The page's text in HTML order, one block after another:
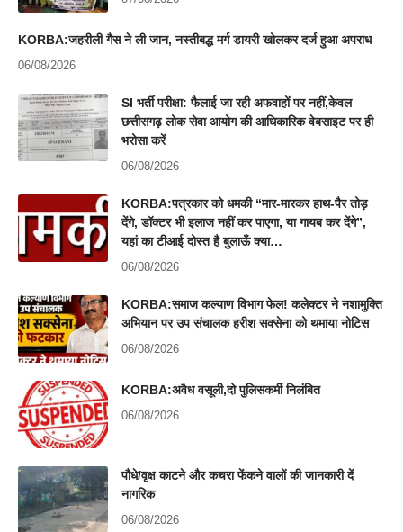
KORBA:जहरीली गैस ने ली जान, नस्तीबद्ध मर्ग डायरी खोलकर दर्ज हुआ अपराध
06/08/2026
SI भर्ती परीक्षा: फैलाई जा रही अफवाहों पर नहीं,केवल
छत्तीसगढ़ लोक सेवा आयोग की आधिकारिक वेबसाइट पर ही
भरोसा करें
06/08/2026
KORBA:पत्रकार को धमकी “मार-मारकर हाथ-पैर तोड़
देंगे, डॉक्टर भी इलाज नहीं कर पाएगा, या गायब कर देंगे”,
यहां का टीआई दोस्त है बुलाऊँ क्या…
06/08/2026
KORBA:समाज कल्याण विभाग फेल! कलेक्टर ने नशामुक्ति
अभियान पर उप संचालक हरीश सक्सेना को थमाया नोटिस
06/08/2026
KORBA:अवैध वसूली,दो पुलिसकर्मी निलंबित
06/08/2026
पौधे/वृक्ष काटने और कचरा फेंकने वालों की जानकारी दें
नागरिक
06/08/2026